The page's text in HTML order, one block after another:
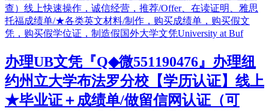
办理UB文凭『Q◆微551190476』办理纽
约州立大学布法罗分校【学历认证】线上
★毕业证＋成绩单/做留信网认证（可